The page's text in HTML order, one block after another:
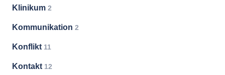
Klinikum 2
Kommunikation 2
Konflikt 11
Kontakt 12